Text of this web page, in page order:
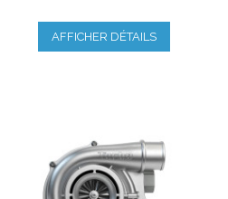
AFFICHER DÉTAILS